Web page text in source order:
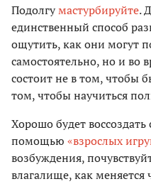
Подолгумастурбируйте.
единственный способ
ощутить, как они могут
самостоятельно, но и во
состоит не в том, чтобы
том, чтобы научиться
Хорошо будет
помощью «взрослых
возбуждения,
влагалище, как меняется